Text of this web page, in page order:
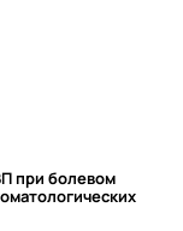
при болевом